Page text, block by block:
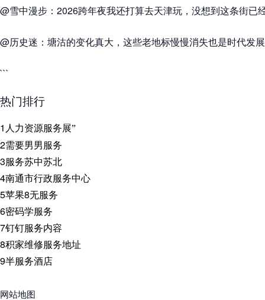
@雪中漫步：2026跨年夜我还打算去天津玩，没想到这条街已
@历史迷：塘沽的变化真大，这些老地标慢慢消失也是时代发
```
热门排行
1 人力资源服务展”
2需要男男服务
3服务苏中苏北
4南通市行政服务中心
5苹果8无服务
6密码学服务
7钉钉服务内容
8积家维修服务地址
9半服务酒店
网站地图